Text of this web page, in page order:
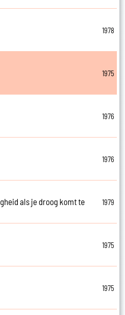
1978
1975
1976
1976
als je droog komt te
1979
1975
1975